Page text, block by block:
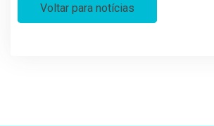
Voltar para notícias